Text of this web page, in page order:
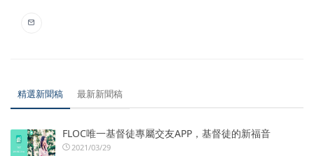
精選新聞稿 最新新聞稿
FLOC唯一基督徒專屬交友APP，基督徒的新福音
2021/03/29